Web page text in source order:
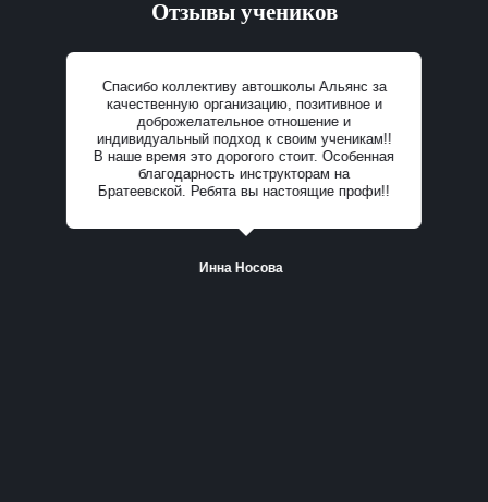
Отзывы учеников
Все отзывы
Спасибо коллективу автошколы Альянс за
качественную организацию, позитивное и
доброжелательное отношение и
индивидуальный подход к своим ученикам!!
В наше время это дорогого стоит. Особенная
благодарность инструкторам на
Братеевской. Ребята вы настоящие профи!!
Инна Носова